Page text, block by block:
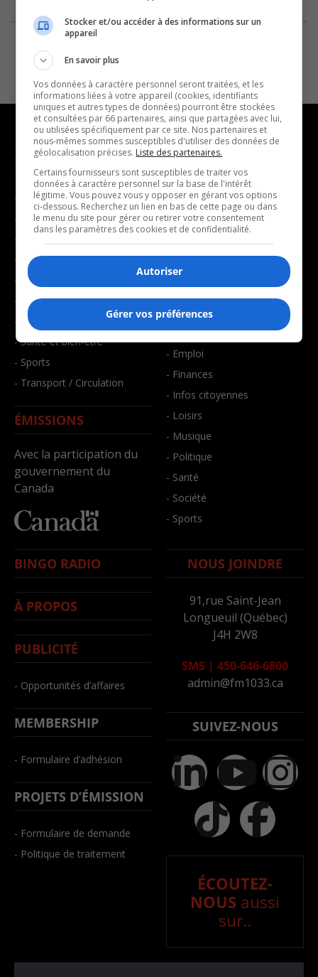
NOUVELLES
- Affaires municipales
- Communauté / Social
- Culture
- Économie
- Éducation
- Environnement
- Faits divers
- Santé et bien-être
- Sports
- Transport / Circulation
ÉMISSIONS
Avec la participation du
gouvernement du
Canada
MUSIQUE
- Décompte franco
- Joué récemment
BALADOS
- Art de vivre
- Bien-être
- Emploi
- Finances
- Infos citoyennes
- Loisirs
- Musique
- Politique
- Santé
- Société
- Sports
BINGO RADIO
À PROPOS
PUBLICITÉ
- Opportunités d’affaires
MEMBERSHIP
- Formulaire d’adhésion
PROJETS D’ÉMISSION
- Formulaire de demande
- Politique de traitement
NOUS JOINDRE
91,rue Saint-Jean
Longueuil (Québec)
J4H 2W8
SMS | 450-646-6800
admin@fm1033.ca
SUIVEZ-NOUS
ÉCOUTEZ-
NOUS aussi
sur..
Stocker et/ou accéder à des informations sur un
appareil
En savoir plus
Vos données à caractère personnel seront traitées, et les
informations liées à votre appareil (cookies, identifiants
uniques et autres types de données) pourront être stockées
et consultées par 66 partenaires, ainsi que partagées avec lui,
ou utilisées spécifiquement par ce site. Nos partenaires et
nous-mêmes sommes susceptibles d'utiliser des données de
géolocalisation précises. Liste des partenaires.
Certains fournisseurs sont susceptibles de traiter vos
données à caractère personnel sur la base de l'intérêt
légitime. Vous pouvez vous y opposer en gérant vos options
ci-dessous. Recherchez un lien en bas de cette page ou dans
le menu du site pour gérer ou retirer votre consentement
dans les paramètres des cookies et de confidentialité.
Autoriser
Gérer vos préférences